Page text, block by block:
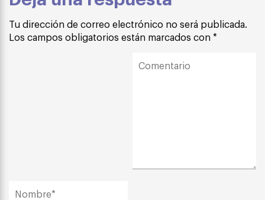
Tu dirección de correo electrónico no será publicada.
Los campos obligatorios están marcados con *